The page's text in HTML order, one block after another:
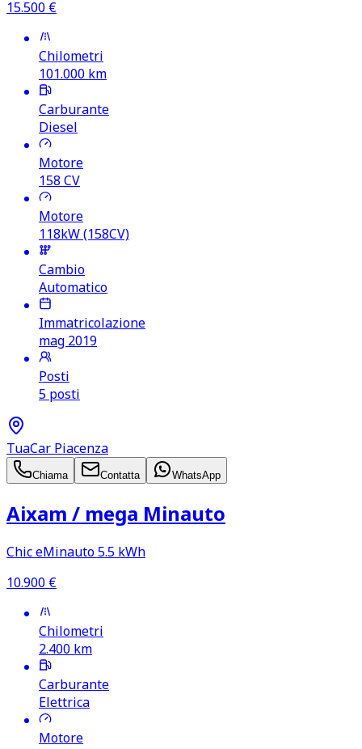
15.500 €
Chilometri
101.000 km
Carburante
Diesel
Motore
158 CV
Motore
118kW (158CV)
Cambio
Automatico
Immatricolazione
mag 2019
Posti
5 posti
TuaCar Piacenza
Chiama Contatta WhatsApp
Aixam /​ mega Minauto
Chic eMinauto 5.5 kWh
10.900 €
Chilometri
2.400 km
Carburante
Elettrica
Motore